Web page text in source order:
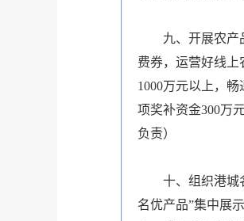
九、开展农产
费券，运营好线
1000万元以上，
项奖补资金300万
负责）
十、组织港城
名优产品”集中展